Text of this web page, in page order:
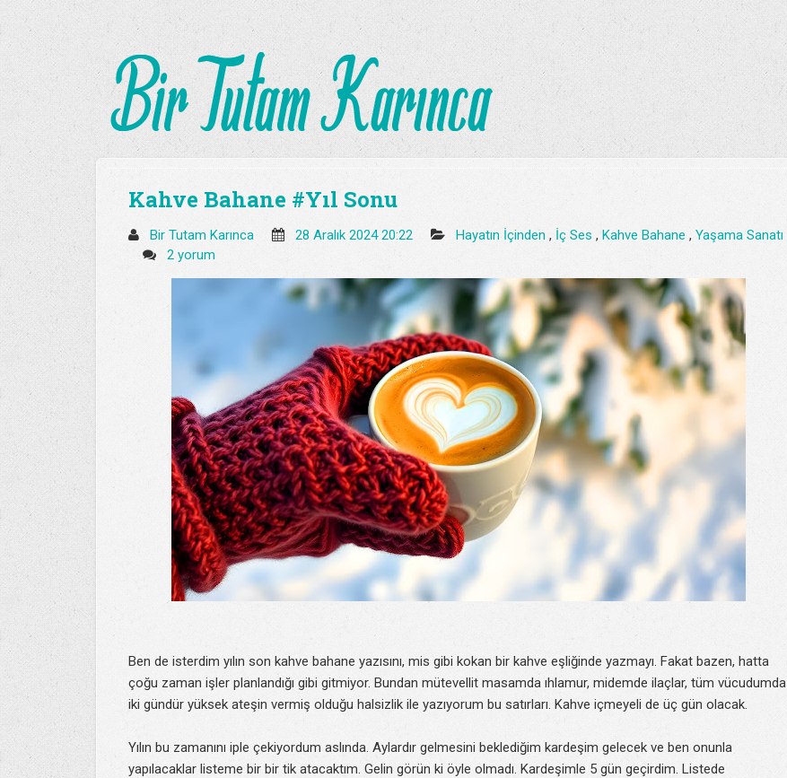
Kahve Bahane #Yıl Sonu
Bir Tutam Karınca 28 Aralık 2024 20:22 Hayatın İçinden , İç Ses ,Kahve Bahane , Yaşama Sanatı
2 yorum
Ben de isterdim yılın son kahve bahane yazısını, mis gibi kokan bir kahve eşliğinde yazmayı. Fakat bazen, hatta
çoğu zaman işler planlandığı gibi gitmiyor. Bundan mütevellit masamda ıhlamur, midemde ilaçlar, tüm vücudumda
iki gündür yüksek ateşin vermiş olduğu halsizlik ile yazıyorum bu satırları. Kahve içmeyeli de üç gün olacak.
Yılın bu zamanını iple çekiyordum aslında. Aylardır gelmesini beklediğim kardeşim gelecek ve ben onunla
yapılacaklar listeme bir bir tik atacaktım. Gelin görün ki öyle olmadı. Kardeşimle 5 gün geçirdim. Listede